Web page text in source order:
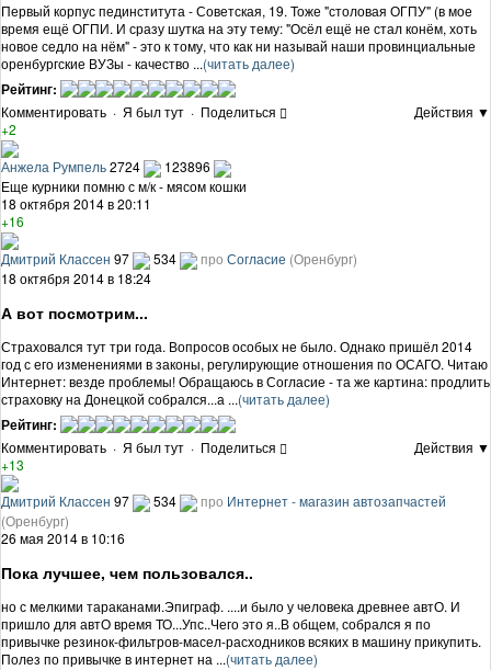
Первый корпус пединститута - Советская, 19. Тоже "столовая ОГПУ" (в мое
время ещё ОГПИ. И сразу шутка на эту тему: "Осёл ещё не стал конём, хоть
новое седло на нём" - это к тому, что как ни называй наши провинциальные
оренбургские ВУЗы - качество ...(читать далее)
Рейтинг:
Комментировать · Я был тут · Поделиться
Действия ▼
+2
Анжела Румпель2724
123896
Еще курники помню с м/к - мясом кошки
18 октября 2014 в 20:11
+16
Дмитрий Классен 97 534 про Согласие (Оренбург)
18 октября 2014 в 18:24
А вот посмотрим...
Страховался тут три года. Вопросов особых не было. Однако пришёл 2014
год с его изменениями в законы, регулирующие отношения по ОСАГО. Читаю
Интернет: везде проблемы! Обращаюсь в Согласие - та же картина: продлить
страховку на Донецкой собрался...а ...(читать далее)
Рейтинг:
Комментировать · Я был тут · Поделиться
Действия ▼
+13
Дмитрий Классен 97 534 про Интернет - магазин автозапчастей
(Оренбург)
26 мая 2014 в 10:16
Пока лучшее, чем пользовался..
но с мелкими тараканами.Эпиграф. ....и было у человека древнее автО. И
пришло для автО время ТО...Упс..Чего это я..В общем, собрался я по
привычке резинок-фильтров-масел-расходников всяких в машину прикупить.
Полез по привычке в интернет на ...(читать далее)